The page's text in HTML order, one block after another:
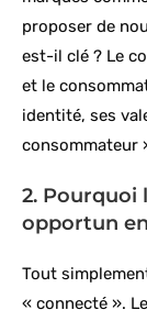
proposer de
est-il clé ? Le
et le
identité, ses
consommateur
2. Pourquoi
opportun en
Tout
« connecté ».